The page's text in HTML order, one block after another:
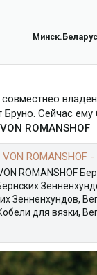
Бруно. Сейчас ему
ROMANSHOF
DataBase Berner SennenhundSHOW MUST GO ON VON ROMANSHOF - База
ROMANSHOF
Зенненхундов,
для вязки,